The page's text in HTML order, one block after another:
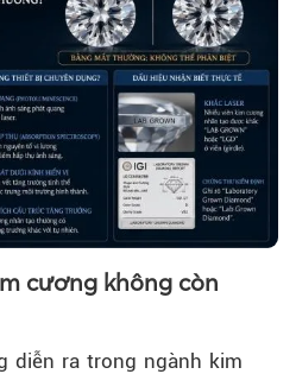
cương không còn
diễn ra trong ngành kim